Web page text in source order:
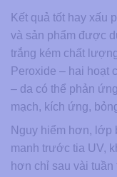
Kết quả tốt hay xấu
và sản phẩm được
trắng kém chất
Peroxide – hai hoạt
– da có thể phản
mạch, kích ứng,
Nguy hiểm hơn, lớp
manh trước tia UV,
hơn chỉ sau vài